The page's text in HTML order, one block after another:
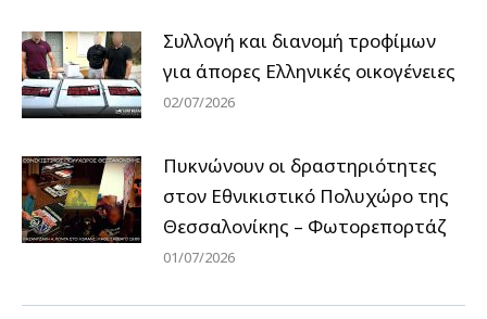
Συλλογή και διανομή τροφίμων
για άπορες Ελληνικές οικογένειες
02/07/2026
Πυκνώνουν οι δραστηριότητες
στον Εθνικιστικό Πολυχώρο της
Θεσσαλονίκης – Φωτορεπορτάζ
01/07/2026